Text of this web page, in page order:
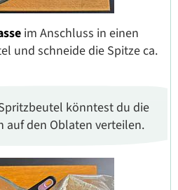
im Anschluss in einen
und schneide die Spitze ca.
könntest du die
auf den Oblaten verteilen.